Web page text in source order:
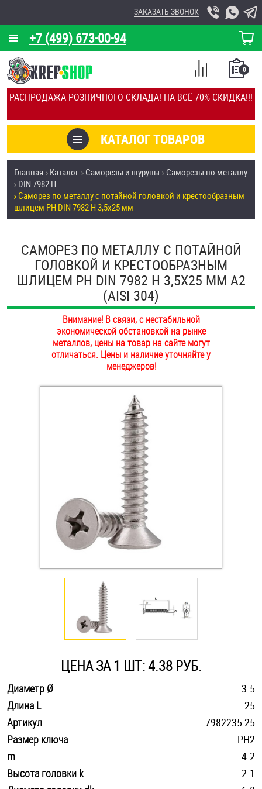
РАСПРОДАЖА РОЗНИЧНОГО СКЛАДА! НА ВСЁ 70% СКИДКА!!!
+7 (499) 673-00-94
ЗАКАЗАТЬ ЗВОНОК
КОРЗИНА
О КОМПАНИИ
КАЛЬКУЛЯТОР
ОТЗЫВЫ
УСЛУГИ
СКИДКИ
ПОКУПАТЕЛЯМ
ОПЛАТА И ДОСТАВКА
КАТАЛОГ ТОВАРОВ
0
СПИСОК
СРАВНЕНИЕ
Товары со скидкой
Анкеры
Антивандальный крепёж, инструмент
Болты и винты
Втулки
Гайки
Дюбели
Дюймовый крепёж
Заклепки (Гайки-Заклепки)
Крюки, кольца с метрической резьбой
Крюки, кольца с шурупной резьбой
Оснастка и аксессуары для яхт
Саморезы и шурупы
Такелаж
Хомуты
Шайбы
Шпильки
Главная Каталог Саморезы и шурупы
Саморезы по металлу
DIN 7982 H
Саморез по металлу с потайной головкой и крестообразным
шлицем PH DIN 7982 H 3,5х25 мм
САМОРЕЗ ПО МЕТАЛЛУ С ПОТАЙНОЙ
ГОЛОВКОЙ И КРЕСТООБРАЗНЫМ
ШЛИЦЕМ PH DIN 7982 H 3,5Х25 ММ А2
(AISI 304)
Внимание! В связи, с нестабильной
экономической обстановкой на рынке
металлов, цены на товар на сайте могут
отличаться. Цены и наличие уточняйте у
менеджеров!
ЦЕНА ЗА 1 ШТ: 4.38 РУБ.
Диаметр Ø
3.5
Длина L
25
Артикул
7982235 25
Размер ключа
PH2
m
4.2
Высота головки k
2.1